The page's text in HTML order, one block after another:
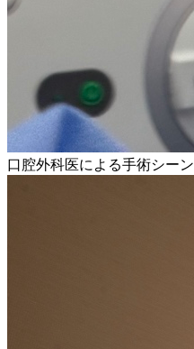
口腔外科医による手術シーン